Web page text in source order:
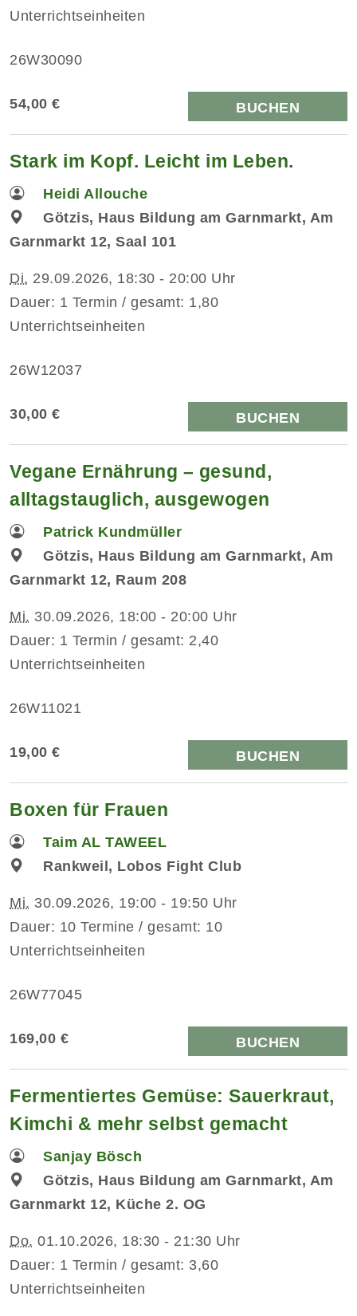
Unterrichtseinheiten
26W30090
54,00 € BUCHEN
Stark im Kopf. Leicht im Leben.
Heidi Allouche
Götzis, Haus Bildung am Garnmarkt, Am
Garnmarkt 12, Saal 101
Di. 29.09.2026, 18:30 - 20:00 Uhr
Dauer: 1 Termin / gesamt: 1,80
Unterrichtseinheiten
26W12037
30,00 € BUCHEN
Vegane Ernährung – gesund,
alltagstauglich, ausgewogen
Patrick Kundmüller
Götzis, Haus Bildung am Garnmarkt, Am
Garnmarkt 12, Raum 208
Mi. 30.09.2026, 18:00 - 20:00 Uhr
Dauer: 1 Termin / gesamt: 2,40
Unterrichtseinheiten
26W11021
19,00 € BUCHEN
Boxen für Frauen
Taim AL TAWEEL
Rankweil, Lobos Fight Club
Mi. 30.09.2026, 19:00 - 19:50 Uhr
Dauer: 10 Termine / gesamt: 10
Unterrichtseinheiten
26W77045
169,00 € BUCHEN
Fermentiertes Gemüse: Sauerkraut,
Kimchi & mehr selbst gemacht
Sanjay Bösch
Götzis, Haus Bildung am Garnmarkt, Am
Garnmarkt 12, Küche 2. OG
Do. 01.10.2026, 18:30 - 21:30 Uhr
Dauer: 1 Termin / gesamt: 3,60
Unterrichtseinheiten